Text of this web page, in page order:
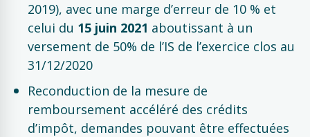
2019), avec une marge d’erreur de 10 % et
celui du 15 juin 2021 aboutissant à un
versement de 50% de l’IS de l’exercice clos au
31/12/2020
Reconduction de la mesure de
remboursement accéléré des crédits
d’impôt, demandes pouvant être effectuées